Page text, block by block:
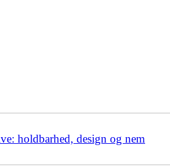
holdbarhed, design og nem